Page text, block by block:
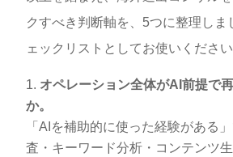
クすべき判断軸を、5つに整理しま
ェックリストとしてお使いください
オペレーション全体がAI前提で
か。
「AIを補助的に使った経験がある
査・キーワード分析・コンテンツ